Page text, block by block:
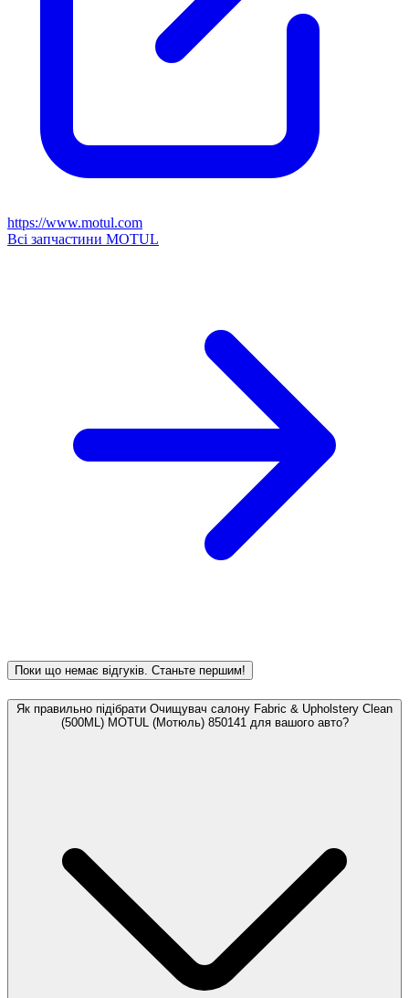
https://www.motul.com
Всі запчастини MOTUL
Поки що немає відгуків. Станьте першим!
Як правильно підібрати Очищувач салону Fabric & Upholstery Clean
(500ML) MOTUL (Мотюль) 850141 для вашого авто?